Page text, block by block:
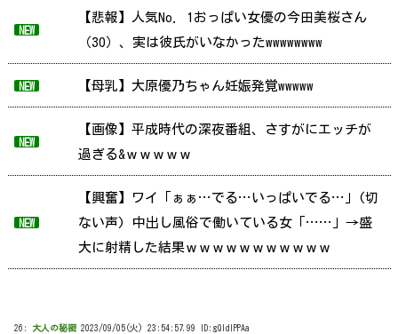
NEW
【悲報】人気No. 1おっぱい女優の今田美桜さん
（30）、実は彼氏がいなかったwwwwwwww
NEW 【母乳】大原優乃ちゃん妊娠発覚wwwww
NEW
【画像】平成時代の深夜番組、さすがにエッチが
過ぎる&ｗｗｗｗｗ
NEW
【興奮】ワイ「ぁぁ…でる…いっぱいでる…」(切
ない声) 中出し風俗で働いている女「……」→盛
大に射精した結果ｗｗｗｗｗｗｗｗｗｗｗ
26: 大人の秘密 2023/09/05(火) 23:54:57.99 ID:gQIdlPPAa